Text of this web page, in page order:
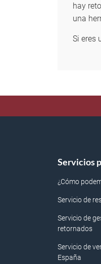
hay
una
Si eres
Servicios
¿Cómo
Servicio de
Servicio de
retornados
Servicio de
España